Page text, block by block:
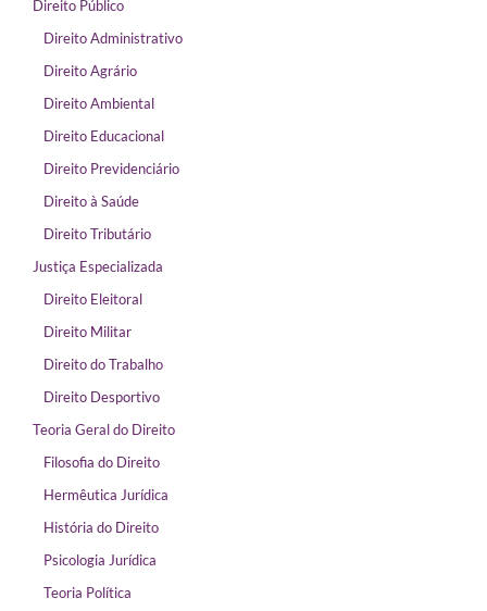
Direito Público
Direito Administrativo
Direito Agrário
Direito Ambiental
Direito Educacional
Direito Previdenciário
Direito à Saúde
Direito Tributário
Justiça Especializada
Direito Eleitoral
Direito Militar
Direito do Trabalho
Direito Desportivo
Teoria Geral do Direito
Filosofia do Direito
Hermêutica Jurídica
História do Direito
Psicologia Jurídica
Teoria Política